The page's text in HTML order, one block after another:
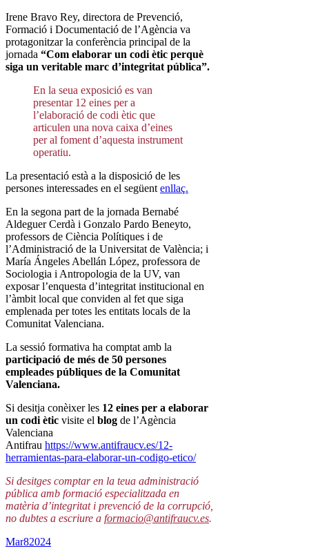
Irene Bravo Rey, directora de Prevenció,
Formació i Documentació de l’Agència va
protagonitzar la conferència principal de la
jornada “Com elaborar un codi ètic perquè
siga un veritable marc d’integritat pública”.
En la seua exposició es van
presentar 12 eines per a
l’elaboració de codi ètic que
articulen una nova caixa d’eines
per al foment d’aquesta instrument
operatiu.
La presentació està a la disposició de les
persones interessades en el següent enllaç.
En la segona part de la jornada Bernabé
Aldeguer Cerdà i Gonzalo Pardo Beneyto,
professors de Ciència Polítiques i de
l’Administració de la Universitat de València; i
María Ángeles Abellán López, professora de
Sociologia i Antropologia de la UV, van
exposar l’enquesta d’integritat institucional en
l’àmbit local que conviden al fet que siga
emplenada per totes les entitats locals de la
Comunitat Valenciana.
La sessió formativa ha comptat amb la
participació de més de 50 persones
empleades públiques de la Comunitat
Valenciana.
Si desitja conèixer les 12 eines per a elaborar
un codi ètic visite el blog de l’Agència
Valenciana
Antifrau https://www.antifraucv.es/12-
herramientas-para-elaborar-un-codigo-etico/
Si desitges comptar en la teua administració
pública amb formació especialitzada en
matèria d’integritat i prevenció de la corrupció,
no dubtes a escriure a formacio@antifraucv.es.
Mar82024